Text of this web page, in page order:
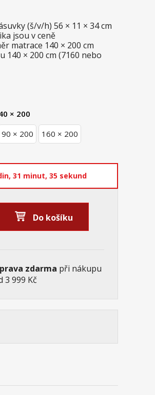
(š/v/h) 56 × 11 × 34 cm
jsou v ceně
matrace 140 × 200 cm
× 200 cm (7160 nebo
× 200
90 × 200 160 × 200
31 minut, 34 sekund
Do košíku
zdarma při nákupu
3 999 Kč